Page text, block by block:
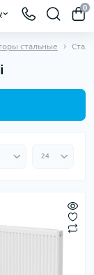
0
стальные